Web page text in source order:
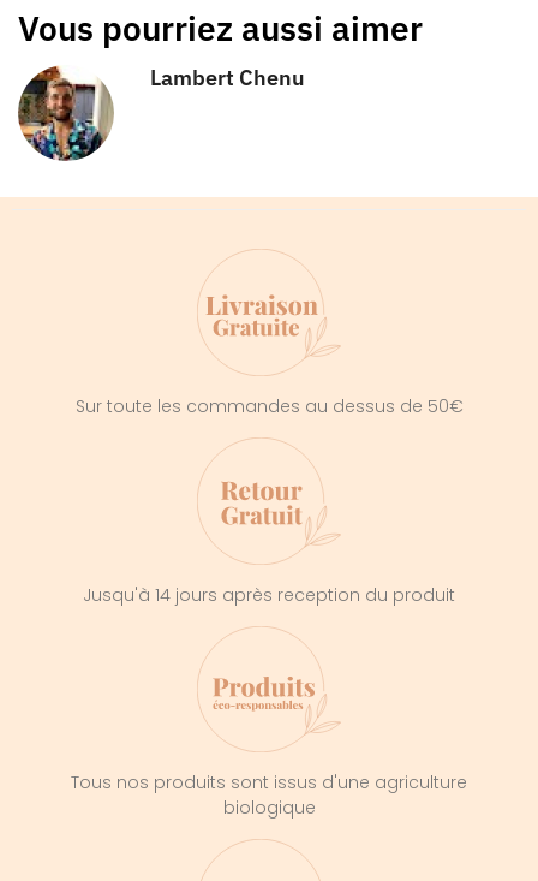
Vous pourriez aussi aimer
Lambert Chenu
Sur toute les commandes au dessus de 50€
Jusqu'à 14 jours après reception du produit
Tous nos produits sont issus d'une agriculture
biologique